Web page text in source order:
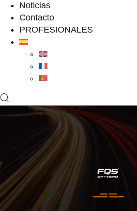
Noticias
Contacto
PROFESIONALES